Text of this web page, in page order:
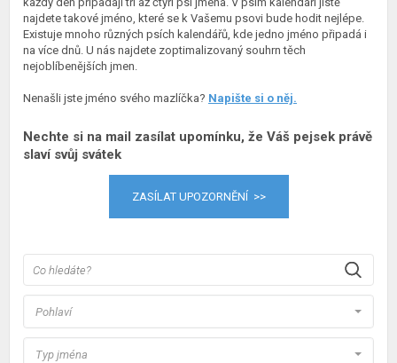
najdete takové jméno, které se k Vašemu psovi bude hodit nejlépe.
Existuje mnoho různých psích kalendářů, kde jedno jméno připadá i
na více dnů. U nás najdete zoptimalizovaný souhrn těch
nejoblíbenějších jmen.
Nenašli jste jméno svého mazlíčka? Napište si o něj.
Nechte si na mail zasílat upomínku, že Váš pejsek právě
slaví svůj svátek
ZASÍLAT UPOZORNĚNÍ >>
Pohlaví
Typ jména